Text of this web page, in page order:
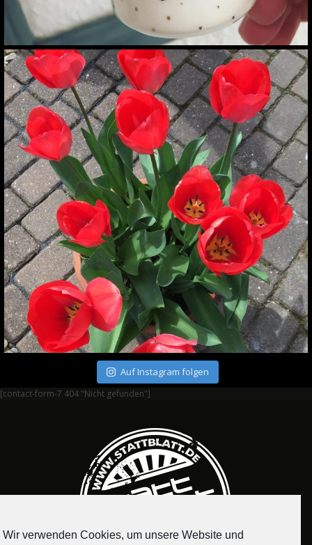
Auf Instagram folgen
[contact-form-7 404 "Nicht gefunden"]
Wir verwenden Cookies, um unsere Website und